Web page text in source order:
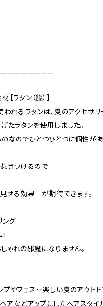
ラタン（籐）】
れるラタンは、夏のアクセサリ
たラタンを使用しました。
なのでひとつひとつに個性があ
きつけるので
せる効果 が期待できます。
ング
ゃれの邪魔になりません。
プやフェス‥楽しい夏のアウトド
ヘアなどアップにしたヘアスタ